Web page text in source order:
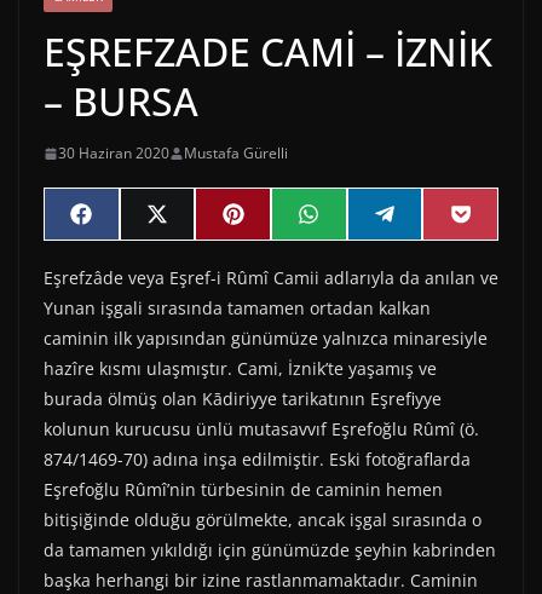
EŞREFZADE CAMİ – İZNİK
– BURSA
30 Haziran 2020 Mustafa Gürelli
Share
on
F
a
e
b
o
o
k
Share
on
X
(
w
i
t
t
e
r
)
Share
on
P
i
t
e
r
e
s
t
Share
on
W
h
t
s
A
p
p
Share
on
e
e
g
r
a
m
Share
on
P
o
k
Eşrefzâde veya Eşref-i Rûmî Camii adlarıyla da anılan ve
Yunan işgali sırasında tamamen ortadan kalkan
caminin ilk yapısından günümüze yalnızca minaresiyle
hazîre kısmı ulaşmıştır. Cami, İznik’te yaşamış ve
burada ölmüş olan Kādiriyye tarikatının Eşrefiyye
kolunun kurucusu ünlü mutasavvıf Eşrefoğlu Rûmî (ö.
874/1469-70) adına inşa edilmiştir. Eski fotoğraflarda
Eşrefoğlu Rûmî’nin türbesinin de caminin hemen
bitişiğinde olduğu görülmekte, ancak işgal sırasında o
da tamamen yıkıldığı için günümüzde şeyhin kabrinden
başka herhangi bir izine rastlanmamaktadır. Caminin